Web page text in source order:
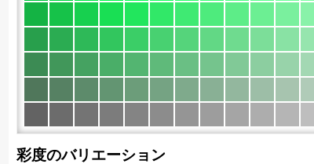
彩度のバリエーション